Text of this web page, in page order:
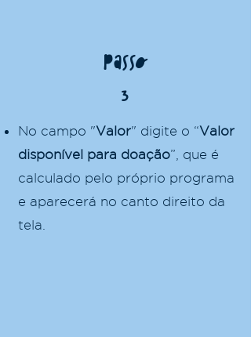
Passo
3
No campo "Valor" digite o “Valor
disponível para doação”, que é
calculado pelo próprio programa
e aparecerá no canto direito da
tela.